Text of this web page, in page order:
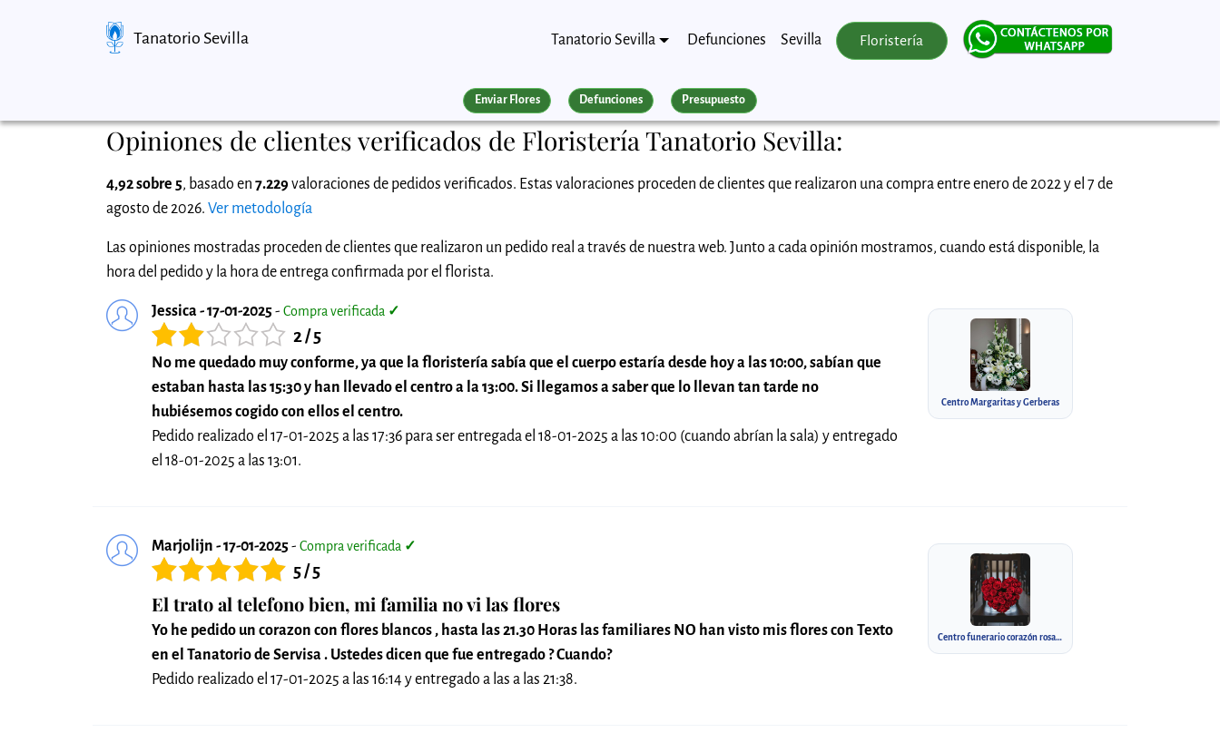
Tanatorio Sevilla Tanatorio Sevilla Defunciones Sevilla Floristería
Enviar Flores Defunciones Presupuesto
Opiniones de clientes verificados de Floristería Tanatorio Sevilla:
4,92 sobre 5, basado en 7.229 valoraciones de pedidos verificados. Estas valoraciones proceden de clientes que realizaron una compra entre enero de 2022 y el 7 de
agosto de 2026. Ver metodología
Las opiniones mostradas proceden de clientes que realizaron un pedido real a través de nuestra web. Junto a cada opinión mostramos, cuando está disponible, la
hora del pedido y la hora de entrega confirmada por el florista.
Jessica - 17-01-2025- Compra verificada ✓
2 / 5
No me quedado muy conforme, ya que la floristería sabía que el cuerpo estaría desde hoy a las 10:00, sabían que
estaban hasta las 15:30 y han llevado el centro a la 13:00. Si llegamos a saber que lo llevan tan tarde no
hubiésemos cogido con ellos el centro.
Pedido realizado el 17-01-2025 a las 17:36 para ser entregada el 18-01-2025 a las 10:00 (cuando abrían la sala) y entregado
el 18-01-2025 a las 13:01.
Centro Margaritas y Gerberas
Marjolijn - 17-01-2025- Compra verificada ✓
5 / 5
El trato al telefono bien, mi familia no vi las flores
Yo he pedido un corazon con flores blancos , hasta las 21.30 Horas las familiares NO han visto mis flores con Texto
en el Tanatorio de Servisa . Ustedes dicen que fue entregado ? Cuando?
Pedido realizado el 17-01-2025 a las 16:14 y entregado a las a las 21:38.
Centro funerario corazón rosas rojas